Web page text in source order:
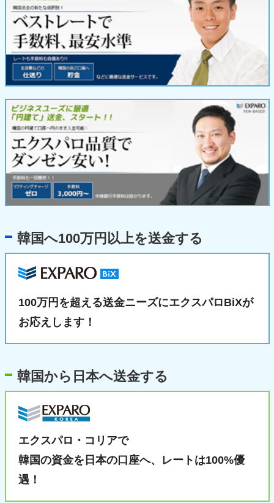
韓国へ100万円以上を送金する
100万円を超える送金ニーズにエクスパロBiXが
お応えします！
韓国から日本へ送金する
エクスパロ・コリアで
韓国の資金を日本の口座へ、
レートは100%優
遇！